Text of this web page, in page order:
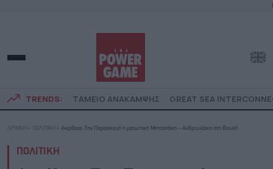
TRENDS: ΤΑΜΕΙΟ ΑΝΑΚΑΜΨΗΣ GREAT SEA
ΑΡΧΙΚΗ » ΠΟΛΙΤΙΚΗ » Ακρίβεια: Την Παρασκευή η μετωπική Μητσοτάκη – Ανδρουλάκη στη Βουλή
ΠΟΛΙΤΙΚΗ